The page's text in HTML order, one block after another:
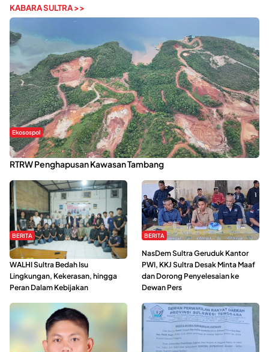
KABARA SULTRA >>
Ekosospol
Kabaena Menanti Kepastian Pemulihan Lingkungan Usai Revisi
RTRW Penghapusan Kawasan Tambang
BERITA
Refleksi Gerakan Perempuan,
WALHI Sultra Bedah Isu
Lingkungan, Kekerasan, hingga
Peran Dalam Kebijakan
BERITA
NasDem Sultra Geruduk Kantor
PWI, KKJ Sultra Desak Minta Maaf
dan Dorong Penyelesaian ke
Dewan Pers